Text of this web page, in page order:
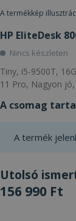
A termékkép
HP EliteDesk
Nincs készleten
Tiny, i5-9500T,
11 Pro, Nagyon
A csomag
A termék
Utolsó
156 990 Ft